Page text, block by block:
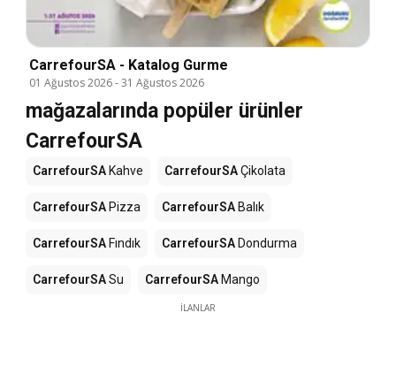
CarrefourSA - Katalog Gurme
01 Ağustos 2026-31 Ağustos 2026
mağazalarında popüler ürünler
CarrefourSA
CarrefourSA Kahve CarrefourSAÇikolata
CarrefourSA Pizza CarrefourSA Balık
CarrefourSA Fındık CarrefourSA Dondurma
CarrefourSASu CarrefourSA Mango
İLANLAR